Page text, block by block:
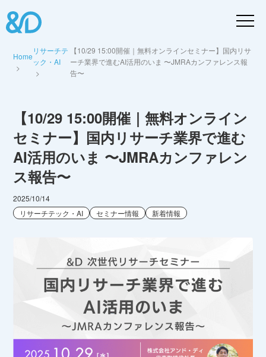
Home
リサーチテ
ック・AI
【10/29 15:00開催｜無料オンラインセミナー】国内リサ
ーチ業界で進むAI活用のいま 〜JMRAカンファレンス報
告〜
【10/29 15:00開催｜無料オンライン
セミナー】国内リサーチ業界で進む
AI活用のいま 〜JMRAカンファレン
ス報告〜
2025/10/14
リサーチテック・AI
セミナー情報 新着情報